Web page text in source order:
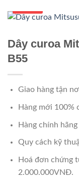
Dây curoa
B55
Giao hàng tận
Hàng mới 100%
Hàng chính
Quy cách kỹ
Hoá đơn chứng
2.000.000VNĐ.